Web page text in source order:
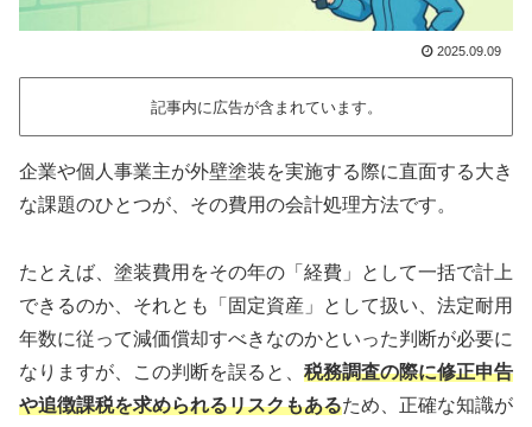
2025.09.09
記事内に広告が含まれています。
企業や個人事業主が外壁塗装を実施する際に直面する大き
な課題のひとつが、その費用の会計処理方法です。
たとえば、塗装費用をその年の「経費」として一括で計上
できるのか、それとも「固定資産」として扱い、法定耐用
年数に従って減価償却すべきなのかといった判断が必要に
なりますが、この判断を誤ると、 税務調査の際に修正申告
や追徴課税を求められるリスクもあるため、正確な知識が